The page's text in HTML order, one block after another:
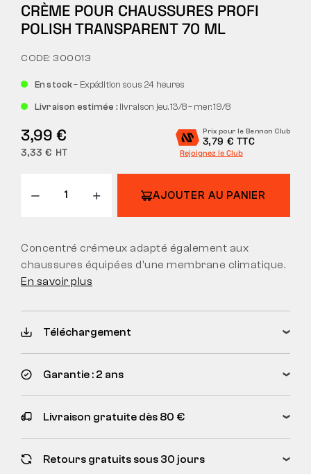
À PROPOS DE NOUS
MAGASIN AVEC BISTROT
CONTACT
CRÈME POUR CHAUSSURES PROFI
POLISH TRANSPARENT 70 ML
CODE: 300013
En stock– Expédition sous 24 heures
Livraison estimée : livraison jeu. 13/8 – mer. 19/8
3,99 €
3,33 € HT
Prix pour le Bennon Club
3,79 € TTC
Rejoignez le Club
AJOUTER AU PANIER
Concentré crémeux adapté également aux
chaussures équipées d'une membrane climatique.
En savoir plus
Téléchargement
Garantie : 2 ans
Livraison gratuite dès 80 €
Retours gratuits sous 30 jours